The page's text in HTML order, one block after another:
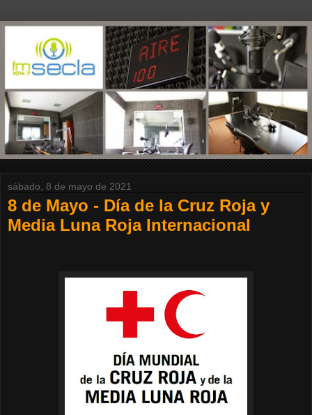
sábado, 8 de mayo de 2021
8 de Mayo - Día de la Cruz Roja y
Media Luna Roja Internacional